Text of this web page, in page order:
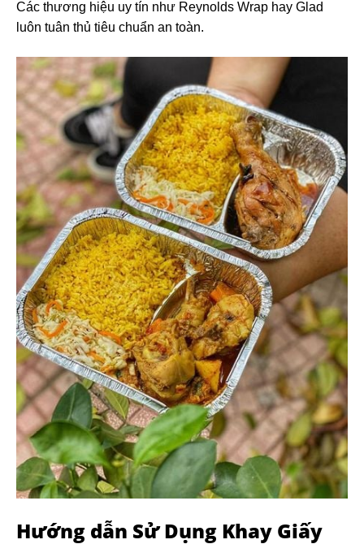
Các thương hiệu uy tín như Reynolds Wrap hay Glad
luôn tuân thủ tiêu chuẩn an toàn.
Hướng dẫn Sử Dụng Khay Giấy